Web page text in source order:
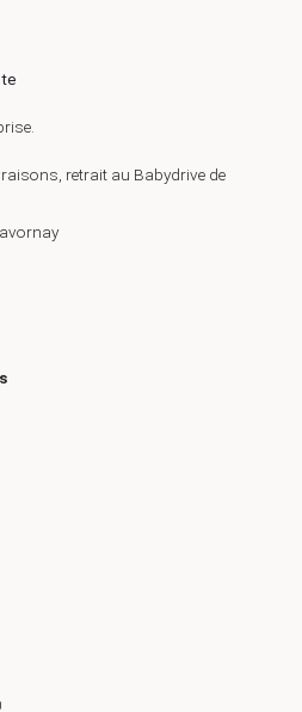
retrait au Babydrive de